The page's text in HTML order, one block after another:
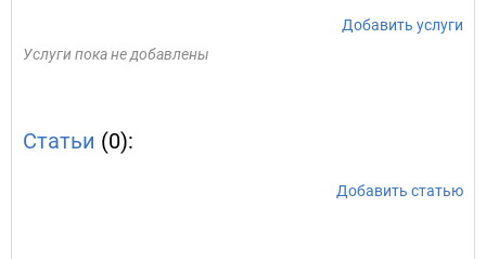
Добавить услуги
Услуги пока не добавлены
Статьи (0):
Добавить статью